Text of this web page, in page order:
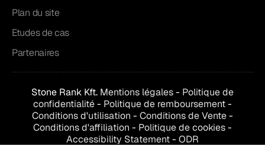
Plan du site
Etudes de cas
Partenaires
Stone Rank Kft. Mentions légales- Politique de
confidentialité- Politique de remboursement-
Conditions d'utilisation - Conditions deVente-
Conditions d'affiliation - Politique de cookies-
Accessibility Statement- ODR